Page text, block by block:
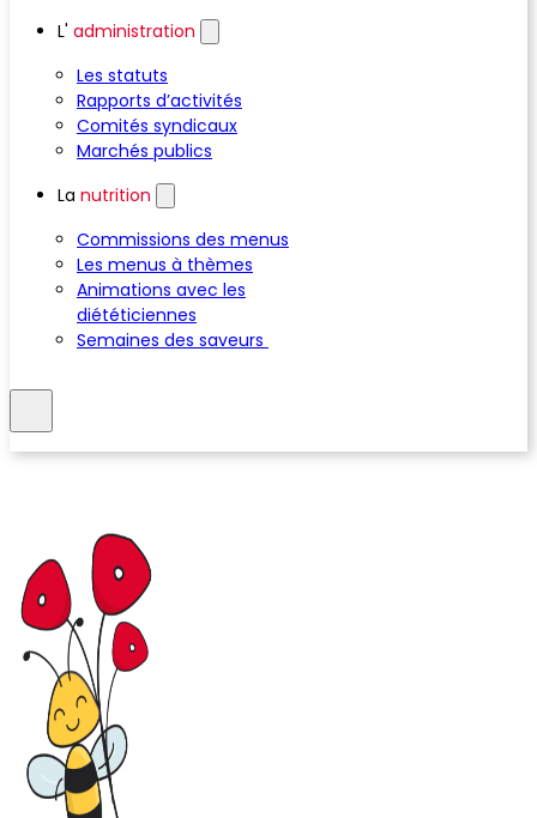
L' administration
Les statuts
Rapports d’activités
Comités syndicaux
Marchés publics
La nutrition
Commissions des menus
Les menus à thèmes
Animations avec les
diététiciennes
Semaines des saveurs